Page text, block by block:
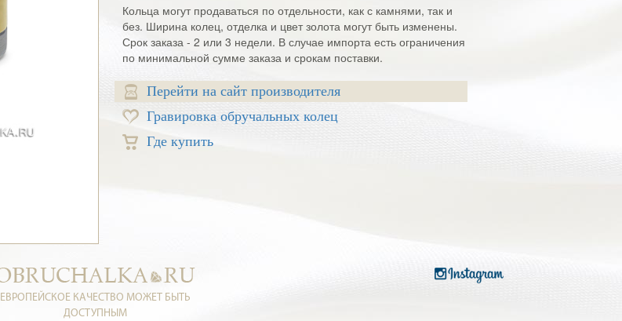
Кольца могут продаваться по отдельности, как с камнями, так и
без. Ширина колец, отделка и цвет золота могут быть изменены.
Срок заказа - 2 или 3 недели. В случае импорта есть ограничения
по минимальной сумме заказа и срокам поставки.
Перейти на сайт производителя
Гравировка обручальных колец
Где купить
ЕВРОПЕЙСКОЕ КАЧЕСТВО МОЖЕТ БЫТЬ
ДОСТУПНЫМ